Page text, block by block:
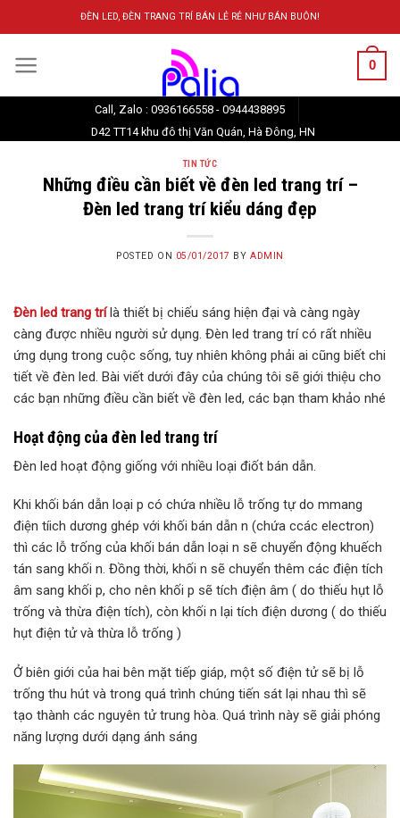
to
ĐÈN LED, ĐÈN TRANG TRÍ BÁN LẺ RẺ NHƯ BÁN BUÔN!
0
Call, Zalo : 0936166558 - 0944438895
D42 TT14 khu đô thị Văn Quán, Hà Đông, HN
TIN TỨC
Những điều cần biết về đèn led trang trí –
Đèn led trang trí kiểu dáng đẹp
POSTED ON 05/01/2017 BY ADMIN
Đèn led trang trílà thiết bị chiếu sáng hiện đại và càng ngày
càng được nhiều người sử dụng. Đèn led trang trí có rất nhiều
ứng dụng trong cuộc sống, tuy nhiên không phải ai cũng biết chi
tiết về đèn led. Bài viết dưới đây của chúng tôi sẽ giới thiệu cho
các bạn những điều cần biết về đèn led, các bạn tham khảo nhé
Hoạt động của đèn led trang trí
Đèn led hoạt động giống với nhiều loại điốt bán dẫn.
Khi khối bán dẫn loại p có chứa nhiều lỗ trống tự do mmang
điện tíich dương ghép với khối bán dẫn n (chứa ccác electron)
thì các lỗ trống của khối bán dẫn loại n sẽ chuyển động khuếch
tán sang khối n. Đồng thời, khối n sẽ chuyển thêm các điện tích
âm sang khối p, cho nên khối p sẽ tích điện âm ( do thiếu hụt lỗ
trống và thừa điện tích), còn khối n lại tích điện dương ( do thiếu
hụt điện tử và thừa lỗ trống )
Ở biên giới của hai bên mặt tiếp giáp, một số điện tử sẽ bị lỗ
trống thu hút và trong quá trình chúng tiến sát lại nhau thì sẽ
tạo thành các nguyên tử trung hòa. Quá trình này sẽ giải phóng
năng lượng dưới dạng ánh sáng